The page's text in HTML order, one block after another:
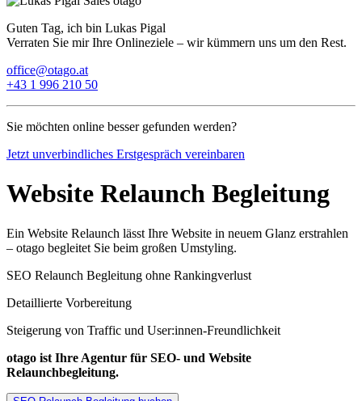
Guten Tag, ich bin Lukas Pigal
Verraten Sie mir Ihre Onlineziele – wir kümmern uns um den Rest.
office@otago.at
+43 1 996 210 50
Sie möchten online besser gefunden werden?
Jetzt unverbindliches Erstgespräch vereinbaren
Website Relaunch Begleitung
Ein Website Relaunch lässt Ihre Website in neuem Glanz erstrahlen
– otago begleitet Sie beim großen Umstyling.
SEO Relaunch Begleitung ohne Rankingverlust
Detaillierte Vorbereitung
Steigerung von Traffic und User:innen-Freundlichkeit
otago ist Ihre Agentur für SEO- und Website
Relaunchbegleitung.